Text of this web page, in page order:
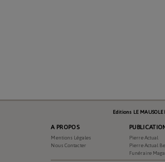
Editions LE
A PROPOS
Mentions Légales
Nous Contacter
Pierre Actual
Pierre Actual
Funéraire